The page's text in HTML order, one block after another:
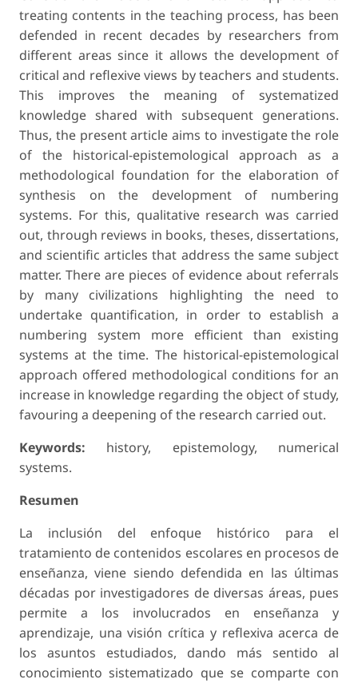
treating contents in the teaching pro­cess, has been
defended in recent decades by researchers from
different areas since it allows the development of
critical and reflexive views by teachers and students.
This improves the meaning of systematized
knowledge shared with subsequent generations.
Thus, the present article aims to investigate the role
of the historical-epistemological approach as a
methodological foundation for the elaboration of
synthesis on the devel­opment of numbering
systems. For this, qualitative research was carried
out, through reviews in books, theses, dissertations,
and scientific articles that address the same subject
matter. There are pieces of evidence about referrals
by many civilizations highlighting the need to
undertake quantification, in order to establish a
numbering system more efficient than existing
systems at the time. The historical-epistemological
approach of­fered methodological conditions for an
increase in knowledge regarding the object of study,
favouring a deepening of the research carried out.
Keywords: history, epistemology, numerical
systems.
Resumen
La inclusión del enfoque histórico para el
tratamiento de contenidos escolares en procesos de
enseñanza, viene siendo defendida en las últimas
décadas por investiga­dores de diversas áreas, pues
permite a los involucrados en enseñanza y
aprendizaje, una visión crítica y reflexiva acerca de
los asuntos estudiados, dando más sentido al
conocimiento sistematizado que se comparte con